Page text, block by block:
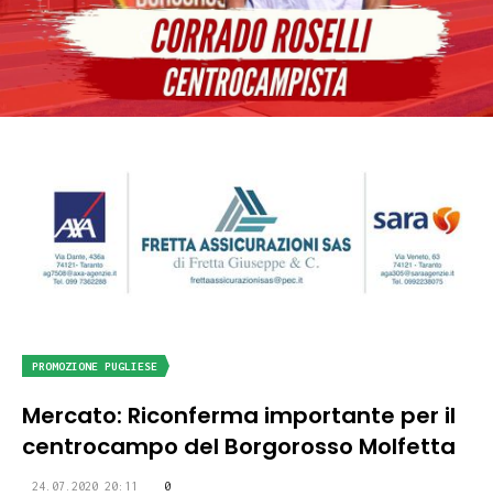
PROMOZIONE PUGLIESE
Mercato: Riconferma importante per il
centrocampo del Borgorosso Molfetta
24.07.2020 20:11 0